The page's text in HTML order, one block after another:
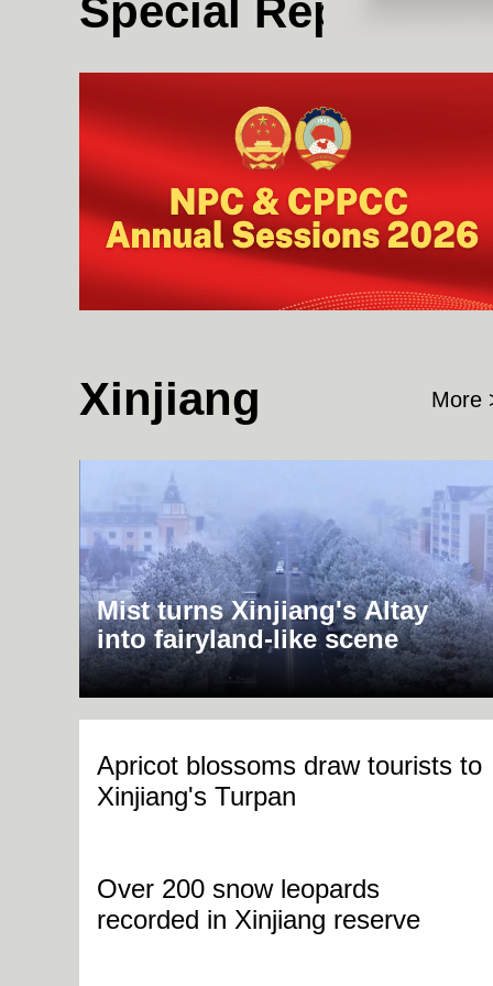
contributions
Special Reports
Xinjiang More
Mist turns Xinjiang's Altay
into fairyland-like scene
Apricot blossoms draw tourists to
Xinjiang's Turpan
Over 200 snow leopards
recorded in Xinjiang reserve